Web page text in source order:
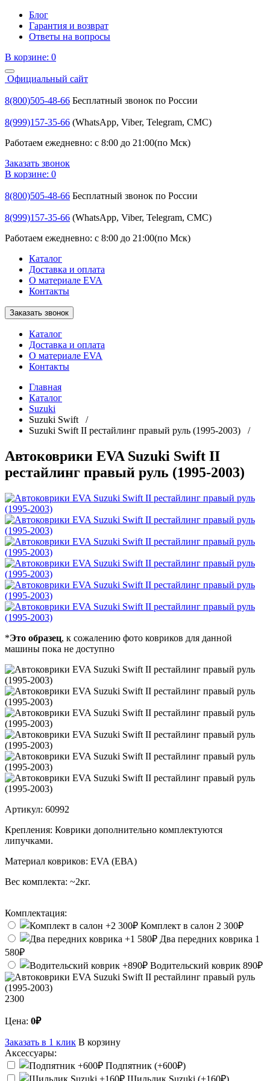
Блог
Гарантия и возврат
Ответы на вопросы
В корзине: 0
Официальный сайт
8(800)505-48-66 Бесплатный звонок по России
8(999)157-35-66 (WhatsApp, Viber, Telegram, СМС)
Работаем ежедневно: с 8:00 до 21:00(по Мск)
Заказать звонок
В корзине: 0
8(800)505-48-66 Бесплатный звонок по России
8(999)157-35-66 (WhatsApp, Viber, Telegram, СМС)
Работаем ежедневно: с 8:00 до 21:00(по Мск)
Каталог
Доставка и оплата
О материале EVA
Контакты
Заказать звонок
Каталог
Доставка и оплата
О материале EVA
Контакты
Главная
Каталог
Suzuki
Suzuki Swift /
Suzuki Swift II рестайлинг правый руль (1995-2003) /
Автоковрики EVA Suzuki Swift II
рестайлинг правый руль (1995-2003)
*Это образец, к сожалению фото ковриков для данной
машины пока не доступно
Артикул: 60992
Крепления: Коврики дополнительно комплектуются
липучками.
Материал ковриков: EVA (ЕВА)
Вес комплекта: ~2кг.
Комплектация:
Комплект в салон 2 300₽
Два передних коврика 1
580₽
Водительский коврик 890₽
2300
Цена: 0₽
Заказать в 1 клик В корзину
Аксессуары:
Подпятник (+600₽)
Шильдик Suzuki (+160₽)